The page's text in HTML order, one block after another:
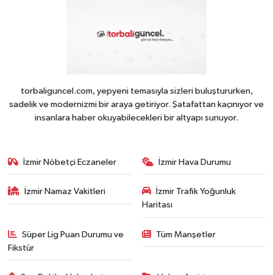
torbaliguncel.com, yepyeni temasıyla sizleri buluştururken,
sadelik ve modernizmi bir araya getiriyor. Şatafattan kaçınıyor ve
insanlara haber okuyabilecekleri bir altyapı sunuyor.
İzmir Nöbetçi Eczaneler İzmir Hava Durumu
İzmir Namaz Vakitleri
İzmir Trafik Yoğunluk
Haritası
Süper Lig Puan Durumu ve
Fikstür
Tüm Manşetler